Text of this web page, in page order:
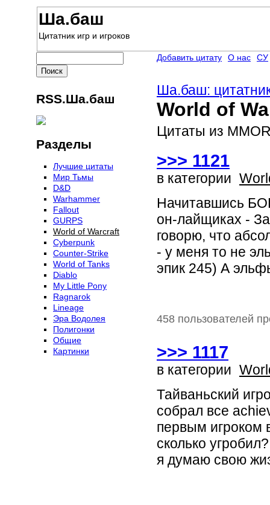
Ша.баш
Цитатник игр и игроков
Ша.баш:
World of
Цитаты из
>>> 1121
в категории
Начитавшись
он-лайщиках -
говорю, что
- у меня то не
эпик 245) А
458 пользователей
>>> 1117
в категории
Тайваньский
собрал все
первым игроком
сколько угробил?
я думаю свою
Добавить цитату О нас СУ
RSS.Ша.баш
Разделы
Лучшие цитаты
Мир Тьмы
D&D
Warhammer
Fallout
GURPS
World of Warcraft
Сyberpunk
Counter-Strike
World of Tanks
Diablo
My Little Pony
Ragnarok
Lineage
Эра Водолея
Полигонки
Общие
Картинки